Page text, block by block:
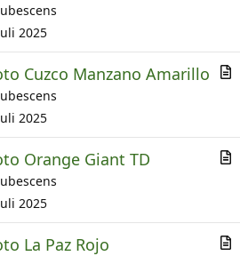
i
2025
i
Cuzco Manzano Amarillo
2025
i
Orange Giant TD
2025
La Paz Rojo